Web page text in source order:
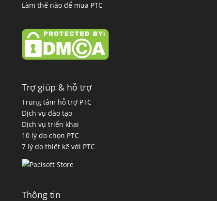
Làm thế nào để mua PTC
Trợ giúp & hỗ trợ
Trung tâm hỗ trợ PTC
Dịch vụ đào tạo
Dịch vụ triển khai
10 lý do chọn PTC
7 lý do thiết kế với PTC
Thông tin